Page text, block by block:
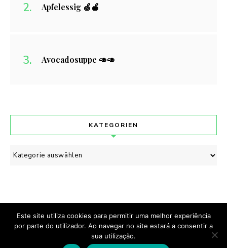
Apfelessig 🍏🍎
Avocadosuppe 🥑🥑
KATEGORIEN
Kategorien
Cozinhado & Escrito com por Manuela Brehm.
Manu's Cuisine © Copyright 2020. Todos os direitos reservados
Este site utiliza cookies para permitir uma melhor experiência
por parte do utilizador. Ao navegar no site estará a consentir a
sua utilização.